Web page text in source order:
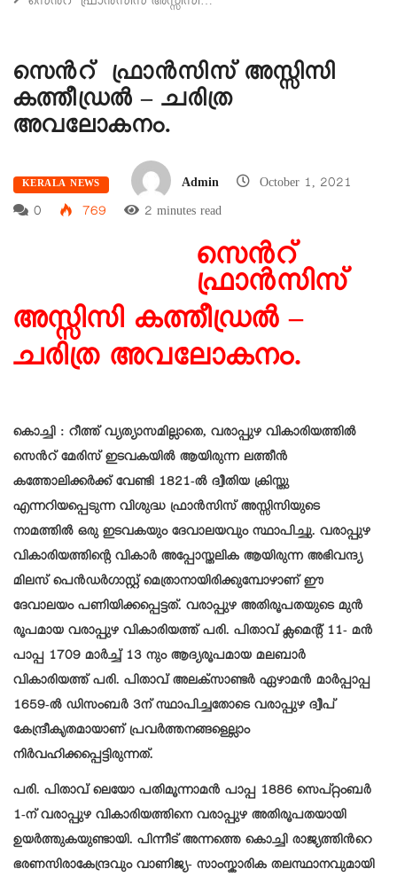
സെൻറ് ഫ്രാൻസിസ് അസ്സിസി
കത്തീഡ്രൽ – ചരിത്ര
അവലോകനം.
KERALA NEWS Admin
October 1, 2021
0
769 2 minutes read
സെൻറ്
ഫ്രാൻസിസ്
അസ്സിസി കത്തീഡ്രൽ –
ചരിത്ര അവലോകനം.
കൊച്ചി : റീത്ത് വ്യത്യാസമില്ലാതെ, വരാപ്പുഴ വികാരിയത്തിൽ
സെൻറ് മേരിസ് ഇടവകയിൽ ആയിരുന്ന ലത്തീൻ
കത്തോലിക്കർക്ക് വേണ്ടി 1821-ൽ ദ്വീതിയ ക്രിസ്തു
എന്നറിയപ്പെടുന്ന വിശുദ്ധ ഫ്രാൻസിസ് അസ്സിസിയുടെ
നാമത്തിൽ ഒരു ഇടവകയും ദേവാലയവും സ്ഥാപിച്ചു. വരാപ്പുഴ
വികാരിയത്തിന്റെ വികാർ അപ്പോസ്തലിക ആയിരുന്ന അഭിവന്ദ്യ
മിലസ് പെൻഡർഗാസ്റ്റ് മെത്രാനായിരിക്കുമ്പോഴാണ് ഈ
ദേവാലയം പണിയിക്കപ്പെട്ടത്. വരാപ്പുഴ അതിരൂപതയുടെ മുൻ
രൂപമായ വരാപ്പുഴ വികാരിയത്ത് പരി. പിതാവ് ക്ലമെന്റ് 11- മൻ
പാപ്പ 1709 മാർച്ച് 13 നും ആദ്യരൂപമായ മലബാർ
വികാരിയത്ത് പരി. പിതാവ് അലക്സാണ്ടർ ഏഴാമൻ മാർപ്പാപ്പ
1659-ൽ ഡിസംബർ 3ന് സ്ഥാപിച്ചതോടെ വരാപ്പുഴ ദ്വീപ്
കേന്ദ്രീകൃതമായാണ് പ്രവർത്തനങ്ങളെല്ലാം
നിർവഹിക്കപ്പെട്ടിരുന്നത്.
പരി. പിതാവ് ലെയോ പതിമൂന്നാമൻ പാപ്പ 1886 സെപ്റ്റംബർ
1-ന് വരാപ്പുഴ വികാരിയത്തിനെ വരാപ്പുഴ അതിരൂപതയായി
ഉയർത്തുകയുണ്ടായി. പിന്നീട് അന്നത്തെ കൊച്ചി രാജ്യത്തിൻറെ
ഭരണസിരാകേന്ദ്രവും വാണിജ്യ- സാംസ്കാരിക തലസ്ഥാനവുമായി